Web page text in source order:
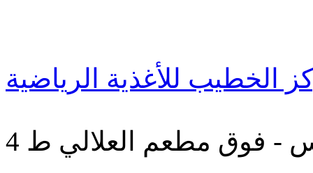
الخطيب للأغذية الرياضية
- فوق مطعم العلالي ط 4